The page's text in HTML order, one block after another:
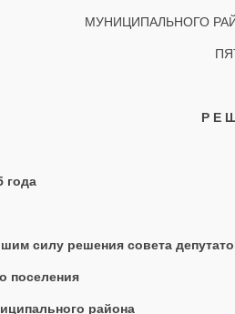
МУНИЦИПАЛЬНОГО
Р Е
2025
силу решения совета
поселения
района